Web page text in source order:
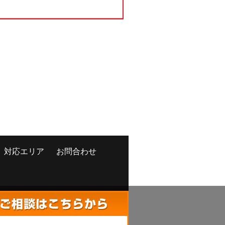
対応エリア お問合わせ